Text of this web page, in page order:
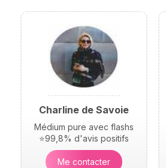
Charline de Savoie
Médium pure avec flashs
⭐99,8% d'avis positifs
Me contacter